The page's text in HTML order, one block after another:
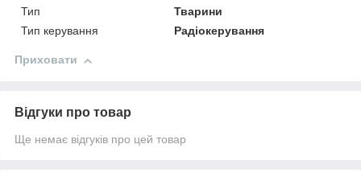
Тип
Тварини
Тип керування
Радіокерування
Приховати
Відгуки про товар
Ще немає відгуків про цей товар